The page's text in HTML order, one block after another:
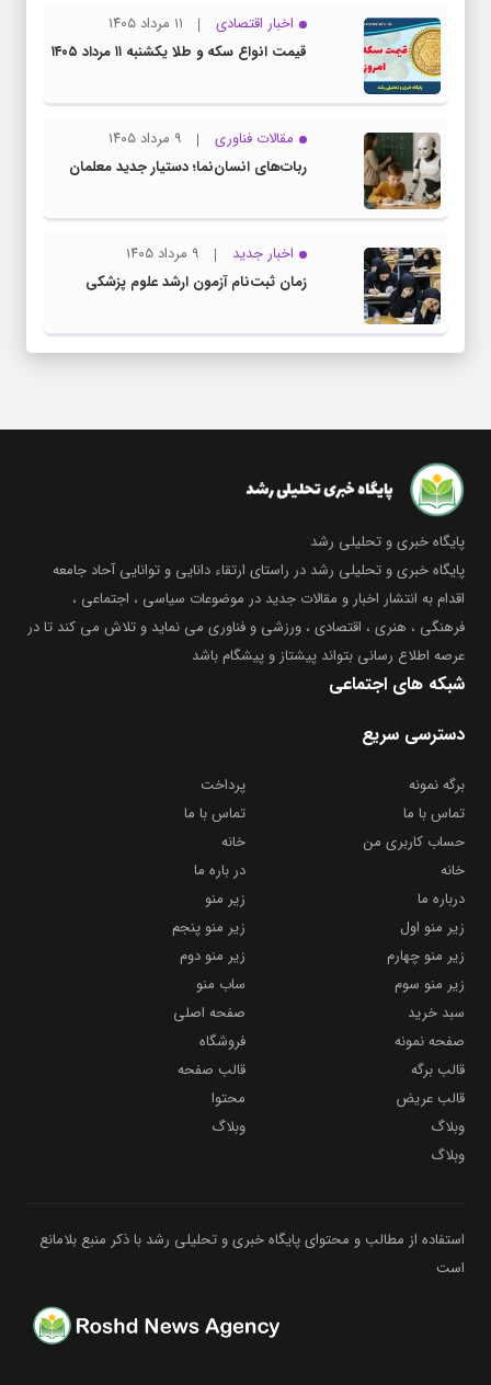
اخبار اقتصادی
۱۱ مرداد ۱۴۰۵
قیمت انواع سکه و طلا یکشنبه ۱۱ مرداد ۱۴۰۵
مقالات فناوری
۹ مرداد ۱۴۰۵
ربات‌های انسان‌نما؛ دستیار جدید معلمان
اخبار جدید
۹ مرداد ۱۴۰۵
زمان ثبت‌نام آزمون ارشد علوم پزشکی
پایگاه خبری و تحلیلی رشد
پایگاه خبری و تحلیلی رشد در راستای ارتقاء دانایی و توانایی آحاد جامعه
اقدام به انتشار اخبار و مقالات جدید در موضوعات سیاسی ، اجتماعی ،
فرهنگی ، هنری ، اقتصادی ، ورزشی و فناوری می نماید و تلاش می کند تا در
عرصه اطلاع رسانی بتواند پیشتاز و پیشگام باشد
شبکه های اجتماعی
دسترسی سریع
برگه نمونه
پرداخت
تماس با ما
تماس با ما
حساب کاربری من
خانه
خانه
در باره ما
درباره ما
زیر منو
زیر منو اول
زیر منو پنجم
زیر منو چهارم
زیر منو دوم
زیر منو سوم
ساب منو
سبد خرید
صفحه اصلی
صفحه نمونه
فروشگاه
قالب برگه
قالب صفحه
قالب عریض
محتوا
وبلاگ
وبلاگ
وبلاگ
استفاده از مطالب و محتوای پایگاه خبری و تحلیلی رشد با ذکر منبع بلامانع
است